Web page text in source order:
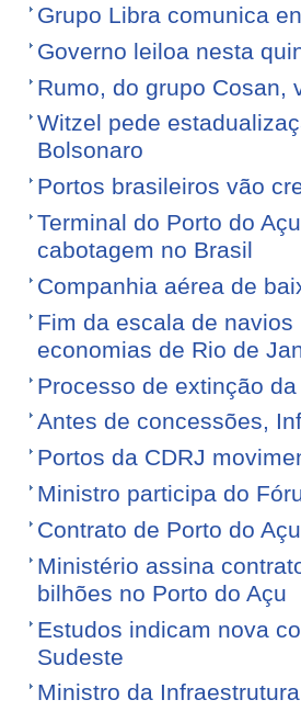
Grupo Libra comunica
Governo leiloa nesta
Rumo, do grupo Cosan,
Witzel pede
Bolsonaro
Portos brasileiros vão
Terminal do Porto do
cabotagem no Brasil
Companhia aérea de
Fim da escala de
economias de Rio de
Processo de extinção
Antes de concessões,
Portos da CDRJ
Ministro participa do
Contrato de Porto do
Ministério assina
bilhões no Porto do Açu
Estudos indicam nova
Sudeste
Ministro da